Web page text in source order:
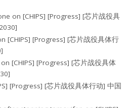
on[CHIPS] [Progress] [芯片战役具
[CHIPS] [Progress] [芯片战役具体行
on[CHIPS] [Progress] [芯片战役具体
[Progress] [芯片战役具体行动] 中国